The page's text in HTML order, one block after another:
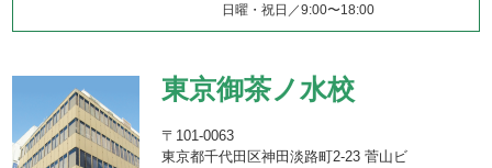
日曜・祝日／9:00〜18:00
東京御茶ノ水校
〒101-0063
東京都千代田区神田淡路町2-23 菅山ビ